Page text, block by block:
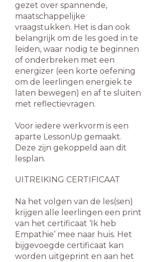
gezet over spannende,
maatschappelijke
vraagstukken. Het is dan ook
belangrijk om de les goed in te
leiden, waar nodig te beginnen
of onderbreken met een
energizer (een korte oefening
om de leerlingen energiek te
laten bewegen) en af te sluiten
met reflectievragen.
Voor iedere werkvorm is een
aparte LessonUp gemaakt.
Deze zijn gekoppeld aan dit
lesplan.
UITREIKING CERTIFICAAT
Na het volgen van de les(sen)
krijgen alle leerlingen een print
van het certificaat ‘Ik heb
Empathie’ mee naar huis. Het
bijgevoegde certificaat kan
worden uitgeprint en aan het